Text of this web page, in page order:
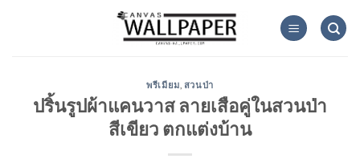
พรีเมียม สวนป่า
ปริ้นรูปผ้าแคนวาส ลายเสือคู่ในสวนป่า
สีเขียว ตกแต่งบ้าน